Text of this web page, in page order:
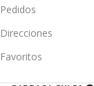
Pedidos
Direcciones
Favoritos